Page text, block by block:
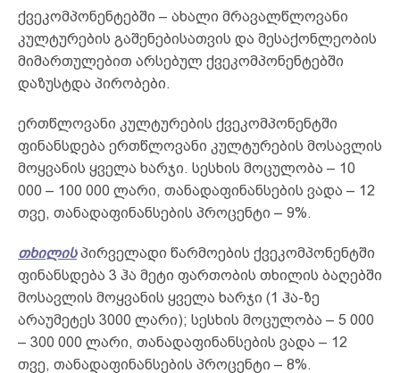
ქვეკომპონენტებში – ახალი მრავალწლოვანი
კულტურების გაშენებისათვის და მესაქონლეობის
მიმართულებით არსებულ ქვეკომპონენტებში
დაზუსტდა პირობები.
ერთწლოვანი კულტურების ქვეკომპონენტში
ფინანსდება ერთწლოვანი კულტურების მოსავლის
მოყვანის ყველა ხარჯი. სესხის მოცულობა – 10
000 – 100 000 ლარი, თანადაფინანსების ვადა – 12
თვე, თანადაფინანსების პროცენტი – 9%.
თხილისპირველადი წარმოების ქვეკომპონენტში
ფინანსდება 3 ჰა მეტი ფართობის თხილის ბაღებში
მოსავლის მოყვანის ყველა ხარჯი (1 ჰა-ზე
არაუმეტეს 3000 ლარი); სესხის მოცულობა – 5 000
– 300 000 ლარი, თანადაფინანსების ვადა – 12
თვე, თანადაფინანსების პროცენტი – 8%.